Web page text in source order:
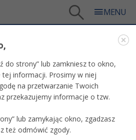
2023
do strony” lub zamkniesz to okno,
informacji. Prosimy w niej
na przetwarzanie Twoich
przekazujemy informacje o tzw.
lub zamykając okno, zgadzasz
też odmówić zgody.